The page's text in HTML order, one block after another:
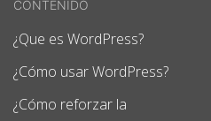
CONTENIDO
¿Que es WordPress?
¿Cómo usar WordPress?
¿Cómo reforzar la